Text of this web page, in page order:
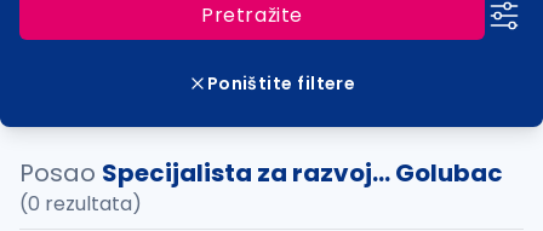
Pretražite
Poništite filtere
Posao Specijalista za razvoj... Golubac
(0 rezultata)